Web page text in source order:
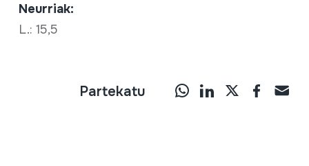
Neurriak:
L.: 15,5
Partekatu